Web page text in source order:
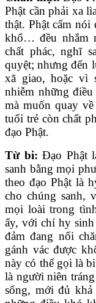
Phật cần phải xa
thật. Phật cấm
khổ… đều nhắm
chất phác, nghĩ
quyệt; nhưng đến
xã giao, hoặc vì
nhiễm những
mà muốn quay
tuổi trẻ còn chất
đạo Phật.
Từ bi: Đạo Phật
sanh bằng mọi
theo đạo Phật là
cho chúng sanh,
mọi loài trong
ấy, với chí hy
đảm đang nổi
gánh vác được
này có thể gọi là
là người niên
sống, mới đủ khả